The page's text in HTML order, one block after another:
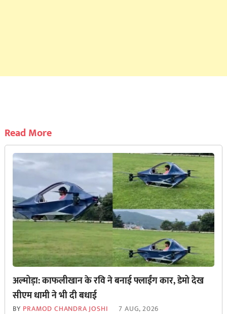
Read More
अल्मोड़ा: काफलीखान के रवि ने बनाई फ्लाईंग कार, डेमो देख
सीएम धामी ने भी दी बधाई
BY PRAMOD CHANDRA JOSHI 7 AUG, 2026